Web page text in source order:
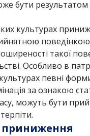
бути
культурах
такої
Особливо в
певні
за ознакою
можуть бути
приниження